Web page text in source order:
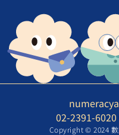
02-2391-
Copyright © 2024